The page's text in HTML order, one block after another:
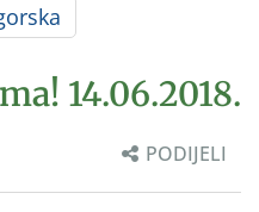
14.06.2018.
PODIJELI